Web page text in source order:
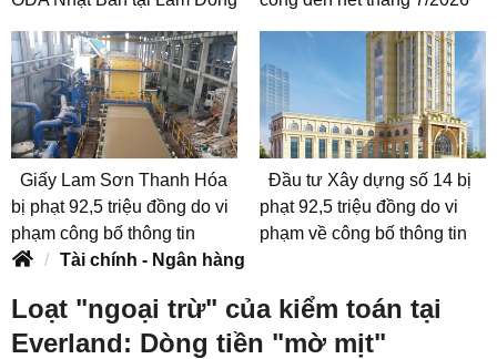
Giấy Lam Sơn Thanh Hóa
bị phạt 92,5 triệu đồng do vi
phạm công bố thông tin
Đầu tư Xây dựng số 14 bị
phạt 92,5 triệu đồng do vi
phạm về công bố thông tin
Tài chính - Ngân hàng
Loạt "ngoại trừ" của kiểm toán tại
Everland: Dòng tiền "mờ mịt"